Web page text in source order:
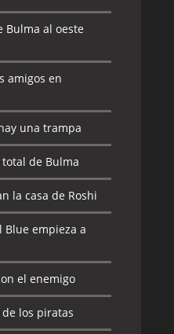
Bulma al oeste
amigos en
una trampa
total de Bulma
la casa de Roshi
Blue empieza a
el enemigo
de los piratas